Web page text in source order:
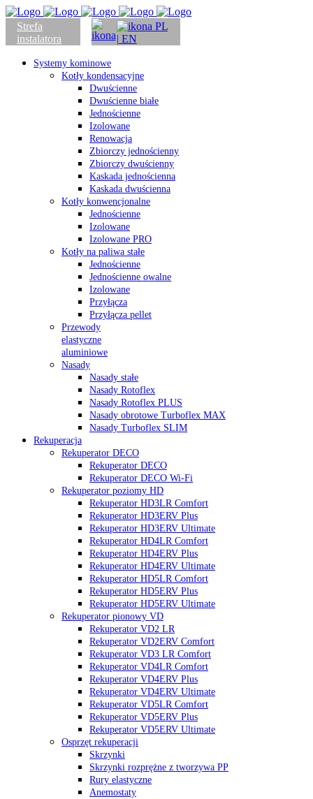
Strefa
instalatora
PL
| EN
Systemy kominowe
Kotły kondensacyjne
Dwuścienne
Dwuścienne białe
Jednościenne
Izolowane
Renowacja
Zbiorczy jednościenny
Zbiorczy dwuścienny
Kaskada jednościenna
Kaskada dwuścienna
Kotły konwencjonalne
Jednościenne
Izolowane
Izolowane PRO
Kotły na paliwa stałe
Jednościenne
Jednościenne owalne
Izolowane
Przyłącza
Przyłącza pellet
Przewody
elastyczne
aluminiowe
Nasady
Nasady stałe
Nasady Rotoflex
Nasady Rotoflex PLUS
Nasady obrotowe Turboflex MAX
Nasady Turboflex SLIM
Rekuperacja
Rekuperator DECO
Rekuperator DECO
Rekuperator DECO Wi-Fi
Rekuperator poziomy HD
Rekuperator HD3LR Comfort
Rekuperator HD3ERV Plus
Rekuperator HD3ERV Ultimate
Rekuperator HD4LR Comfort
Rekuperator HD4ERV Plus
Rekuperator HD4ERV Ultimate
Rekuperator HD5LR Comfort
Rekuperator HD5ERV Plus
Rekuperator HD5ERV Ultimate
Rekuperator pionowy VD
Rekuperator VD2 LR
Rekuperator VD2ERV Comfort
Rekuperator VD3 LR Comfort
Rekuperator VD4LR Comfort
Rekuperator VD4ERV Plus
Rekuperator VD4ERV Ultimate
Rekuperator VD5LR Comfort
Rekuperator VD5ERV Plus
Rekuperator VD5ERV Ultimate
Osprzęt rekuperacji
Skrzynki
Skrzynki rozprężne z tworzywa PP
Rury elastyczne
Anemostaty